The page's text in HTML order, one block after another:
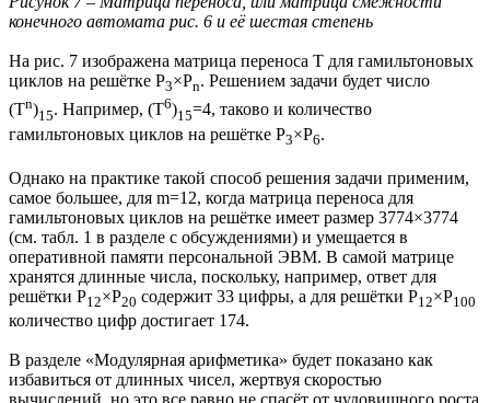
конечного автомата рис. 6 и её шестая степень
На рис. 7 изображена матрица переноса T для гамильтоновых
циклов на решётке P3×Pn. Решением задачи будет число
(Tn)15. Например, (T6)15=4, таково и количество
гамильтоновых циклов на решётке P3×P6.
Однако на практике такой способ решения задачи применим,
самое большее, для m=12, когда матрица переноса для
гамильтоновых циклов на решётке имеет размер 3774×3774
(см. табл. 1 в разделе с обсуждениями) и умещается в
оперативной памяти персональной ЭВМ. В самой матрице
хранятся длинные числа, поскольку, например, ответ для
решётки P12×P20 содержит 33 цифры, а для решётки P12×P100
количество цифр достигает 174.
В разделе «Модулярная арифметика» будет показано как
избавиться от длинных чисел, жертвуя скоростью
вычислений, но это все равно не спасёт от чудовищного роста